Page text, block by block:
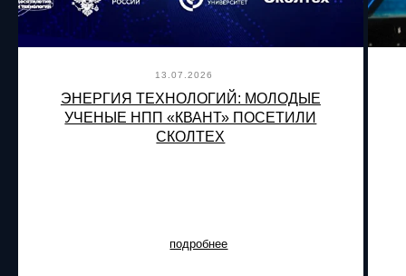
13.07.2026
ЭНЕРГИЯ ТЕХНОЛОГИЙ: МОЛОДЫЕ
УЧЕНЫЕ НПП «КВАНТ» ПОСЕТИЛИ
СКОЛТЕХ
подробнее